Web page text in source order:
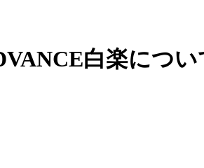
白楽につ